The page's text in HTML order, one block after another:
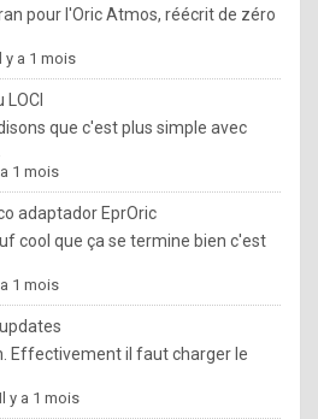
u
w
a
n
t
o
n
o
w
h
pour l'Oric Atmos, réécrit de zéro
y a 1 mois
LOCI
que c'est plus simple avec
1 mois
adaptador EprOric
cool que ça se termine bien c'est
1 mois
Effectivement il faut charger le
Il y a 1 mois